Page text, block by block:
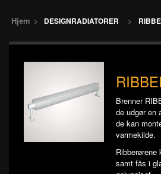
Hjem > DESIGNRADIATORER >
Brenner
de udgør en
de kan
varmekilde.
Ribberørene
samt fås i